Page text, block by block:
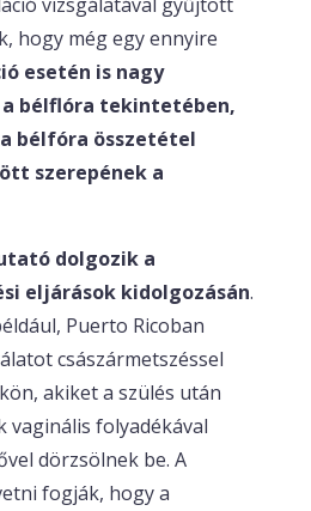
hogy még egy ennyire
esetén is nagy
bélflóra tekintetében,
bélfóra összetétel
szerepének a
dolgozik a
eljárások kidolgozásán.
Puerto Ricoban
császármetszéssel
akiket a szülés után
vaginális folyadékával
dörzsölnek be. A
fogják, hogy a